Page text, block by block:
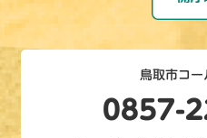
鳥取市コー
0857-